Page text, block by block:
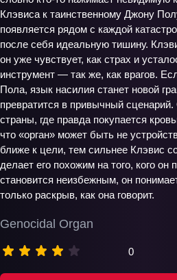
Genocidal Organ
0
Клэвиса к таинственному Джону
появляется рядом с каждой
после себя идеальную тишину.
он уже чувствует, как страх и
инструмент — так же, как врагов.
Пола, язык насилия станет новой
превратится в привычный
страны, где правда покупается
что «орган» может быть не
ближе к цели, тем сильнее Клэвис
делает его похожим на того, кого он
становится неизбежным, он
только раскрыв, как она говорит.